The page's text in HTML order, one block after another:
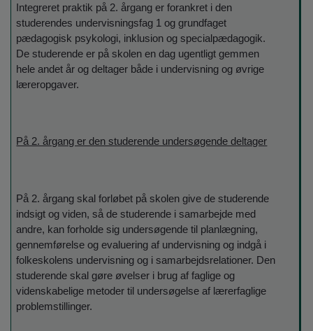
Integreret praktik på 2. årgang er forankret i den
studerendes undervisningsfag 1 og grundfaget
pædagogisk psykologi, inklusion og specialpædagogik.
De studerende er på skolen en dag ugentligt gemmen
hele andet år og deltager både i undervisning og øvrige
læreropgaver.
På 2. årgang er den studerende undersøgende deltager
På 2. årgang skal forløbet på skolen give de studerende
indsigt og viden, så de studerende i samarbejde med
andre, kan forholde sig undersøgende til planlægning,
gennemførelse og evaluering af undervisning og indgå i
folkeskolens undervisning og i samarbejdsrelationer. Den
studerende skal gøre øvelser i brug af faglige og
videnskabelige metoder til undersøgelse af lærerfaglige
problemstillinger.